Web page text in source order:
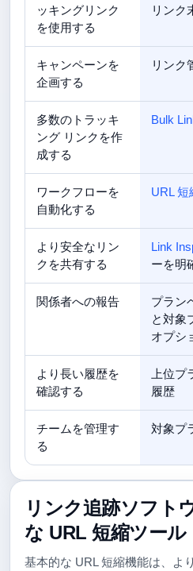
ッキングリンク
を使用する
リンク
キャンペーンを
企画する
リンク
多数のトラッキ
ング リンクを作
成する
Bulk
ワークフローを
自動化する
URL 短
より安全なリン
クを共有する
Link
ーを明
関係者への報告
プラン
と対象
オプシ
より長い履歴を
確認する
上位
履歴
チームを管理す
る
対象プ
リンク追跡ソフト
な URL 短縮ツール
基本的な URL 短縮機能は、よ